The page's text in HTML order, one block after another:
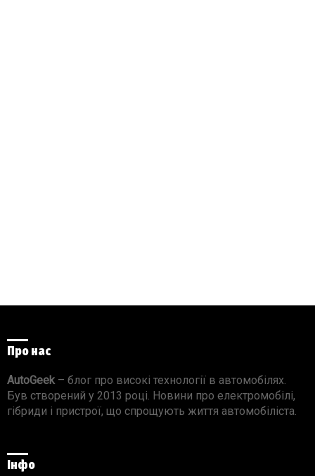
Про нас
AutoGeek– блог про високі технології в автомобілях.
Був створений у 2013 році. Новини про електромобілі,
гібриди і пристрої, що спрощують життя автомобіліста.
Інфо